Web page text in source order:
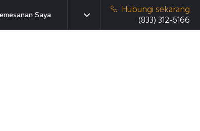
Saya
Hubungi sekarang
(833) 312-6166